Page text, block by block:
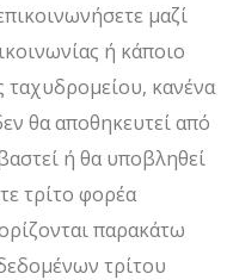
μαζί
ή κάποιο
κανένα
θα αποθηκευτεί από
ή θα υποβληθεί
τρίτο φορέα
παρακάτω
τρίτου